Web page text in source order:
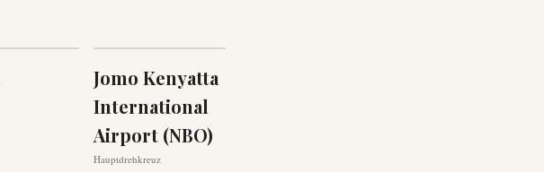
Jomo Kenyatta
International
Airport (NBO)
Hauptdrehkreuz